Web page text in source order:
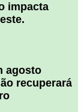
impacta
agosto
recuperará